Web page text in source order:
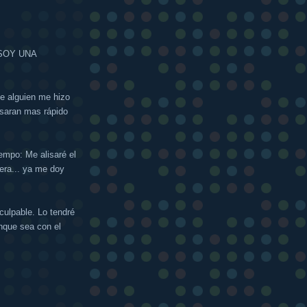
UNA
alguien me hizo
mas rápido
Me alisaré el
ya me doy
Lo tendré
sea con el